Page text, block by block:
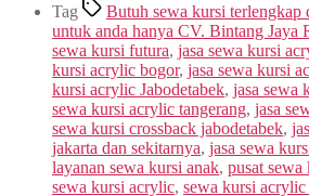
Tag
Butuh sewa kursi terlengkap
untuk anda hanya CV. Bintang Jaya
sewa kursi futura, jasa sewa kursi
kursi acrylic bogor, jasa sewa kursi
kursi acrylic Jabodetabek, jasa sewa
sewa kursi acrylic tangerang, jasa
sewa kursi crossback jabodetabek,
jakarta dan sekitarnya, jasa sewa
layanan sewa kursi anak, pusat
sewa kursi acrylic, sewa kursi